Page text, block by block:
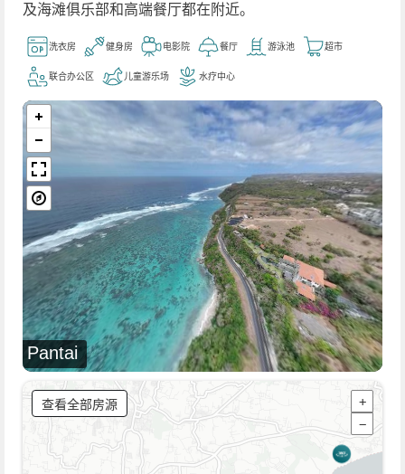
及海滩俱乐部和高端餐厅都在附近。
洗衣房 健身房 电影院 餐厅 游泳池 超市
联合办公区 儿童游乐场 水疗中心
Pantai
查看全部房源
+
−